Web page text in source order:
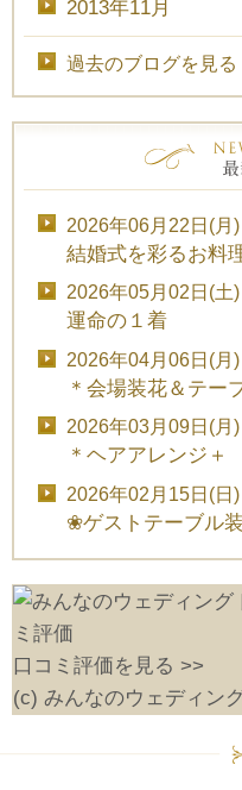
2013年11月
過去のブログを見る
2026年06月22日(月)
結婚式を彩るお料
2026年05月02日(土)
運命の１着
2026年04月06日(月)
＊会場装花＆テー
2026年03月09日(月)
＊ヘアアレンジ＋
2026年02月15日(日)
❀ゲストテーブル
口コミ評価を見る >>
(c) みんなのウェディン